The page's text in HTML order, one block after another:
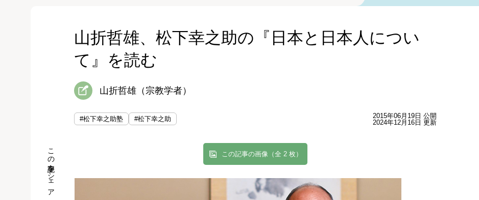
山折哲雄、松下幸之助の『日本と日本人につい
て』を読む
山折哲雄（宗教学者）
#松下幸之助塾 #松下幸之助
2015年06月19日 公開
2024年12月16日 更新
この記事の画像（全 2 枚）
この記事をシェア